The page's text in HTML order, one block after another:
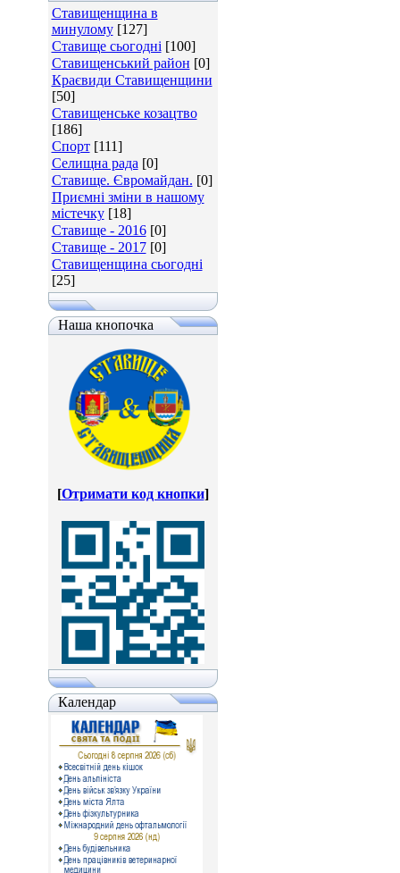
Ставищенщина в
минулому [127]
Ставище сьогодні [100]
Ставищенський район [0]
Краєвиди Ставищенщини
[50]
Ставищенське козацтво
[186]
Спорт [111]
Селищна рада [0]
Ставище. Євромайдан. [0]
Приємні зміни в нашому
містечку [18]
Ставище - 2016 [0]
Ставище - 2017 [0]
Ставищенщина сьогодні
[25]
Наша кнопочка
[Отримати код кнопки]
Календар